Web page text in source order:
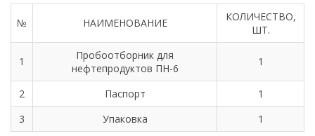
№ НАИМЕНОВАНИЕ
КОЛИЧЕСТВО,
ШТ.
1
Пробоотборник для
нефтепродуктов ПН-6
1
2 Паспорт
1
3
Упаковка 1